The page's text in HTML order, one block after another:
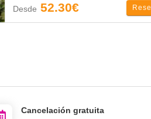
Desde 52.30€
Cancelación gratuita